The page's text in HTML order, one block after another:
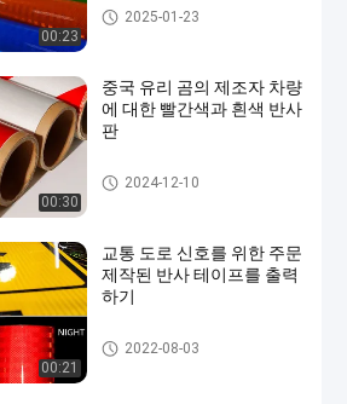
00:23
EGP 반사 시팅
2025-01-23
00:30
중국 유리 곰의 제조자 차량
에 대한 빨간색과 흰색 반사
판
사려깊은 테이프 장
2024-12-10
00:21
교통 도로 신호를 위한 주문
제작된 반사 테이프를 출력
하기
고강도 프리즘에게 사려깊은 시
트를 깔기
2022-08-03